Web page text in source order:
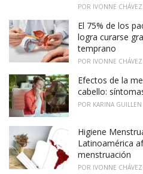
POR IVONNE CHÁVEZ
El 75% de los
logra curarse
temprano
POR IVONNE CHÁVEZ
Efectos de la
cabello:
POR KARINA GUILLEN
Higiene
Latinoamérica
menstruación
POR IVONNE CHÁVEZ